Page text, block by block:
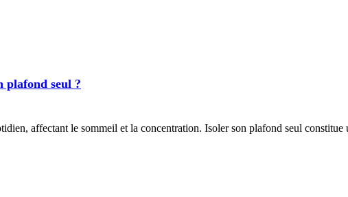
plafond seul ?
affectant le sommeil et la concentration. Isoler son plafond seul constitue